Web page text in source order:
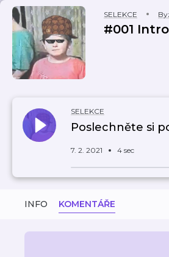
SELEKCE
#001 Intro
SELEKCE
Poslechněte si
7. 2. 2021 4 sec
INFO KOMENTÁŘE